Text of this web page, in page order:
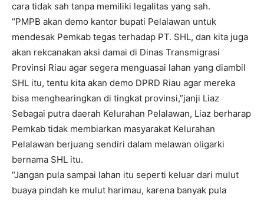
cara tidak sah tanpa memiliki legalitas yang sah.
“PMPB akan demo kantor bupati Pelalawan untuk
mendesak Pemkab tegas terhadap PT. SHL, dan kita juga
akan rekcanakan aksi damai di Dinas Transmigrasi
Provinsi Riau agar segera menguasai lahan yang diambil
SHL itu, tentu kita akan demo DPRD Riau agar mereka
bisa menghearingkan di tingkat provinsi,”janji Liaz
Sebagai putra daerah Kelurahan Pelalawan, Liaz berharap
Pemkab tidak membiarkan masyarakat Kelurahan
Pelalawan berjuang sendiri dalam melawan oligarki
bernama SHL itu.
“Jangan pula sampai lahan itu seperti keluar dari mulut
buaya pindah ke mulut harimau, karena banyak pula